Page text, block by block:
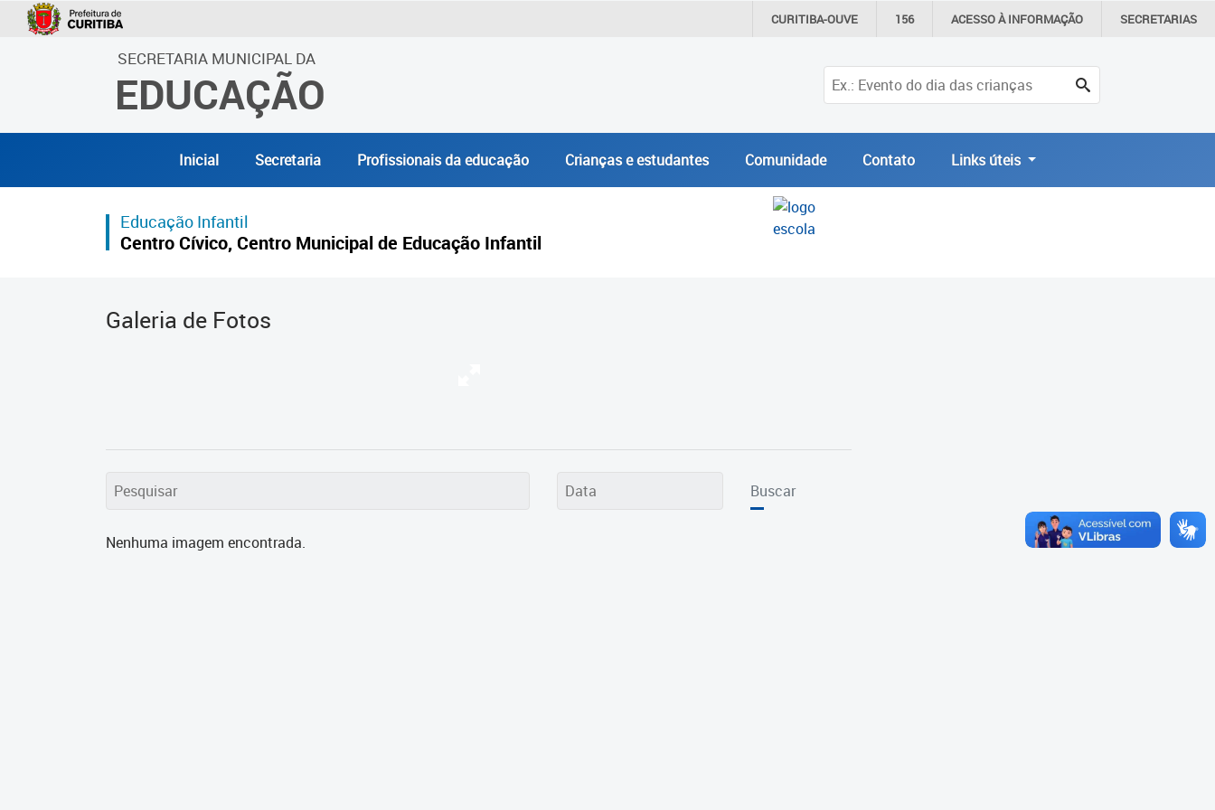
CURITIBA-OUVE 156 ACESSO ÀINFORMAÇÃO SECRETARIAS
SECRETARIA MUNICIPAL DA
EDUCAÇÃO
Inicial Secretaria Profissionais da educação Crianças e estudantes Comunidade Contato Links úteis
Educação Infantil
Centro Cívico, Centro Municipal de Educação Infantil
Galeria de Fotos
Buscar
Nenhuma imagem encontrada.